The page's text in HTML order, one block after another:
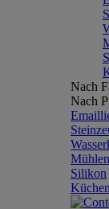
Nach
Nach
Mühlen
Silikon